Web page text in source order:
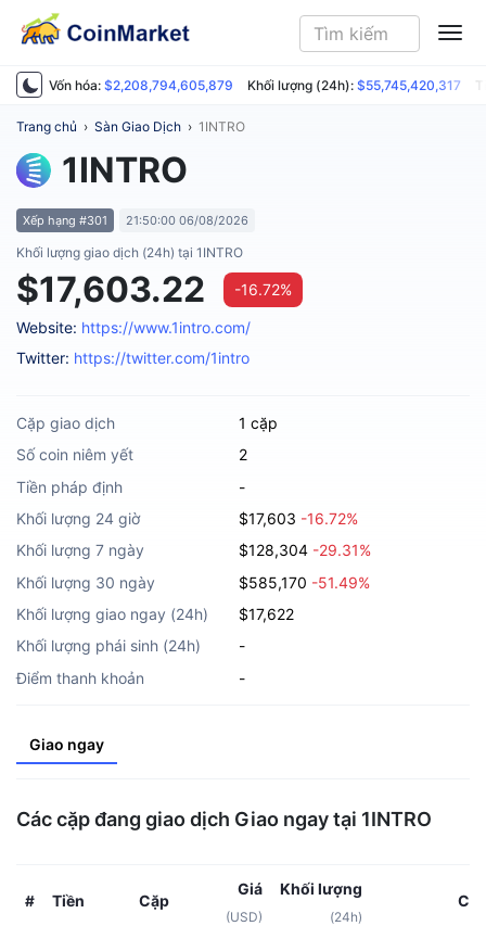
Vốn hóa: $2,208,794,605,879 Khối lượng (24h): $55,745,420,317
Trang chủ › Sàn Giao Dịch › 1INTRO
1INTRO
Xếp hạng #301 21:50:00 06/08/2026
Khối lượng giao dịch (24h) tại 1INTRO
$17,603.22 -16.72%
Website: https://www.1intro.com/
Twitter: https://twitter.com/1intro
Cặp giao dịch
1 cặp
Số coin niêm yết
2
Tiền pháp định
-
Khối lượng 24 giờ
$17,603 -16.72%
Khối lượng 7 ngày
$128,304 -29.31%
Khối lượng 30 ngày
$585,170 -51.49%
Khối lượng giao ngay (24h)
$17,622
Khối lượng phái sinh (24h)
-
Điểm thanh khoản
-
Giao ngay
Các cặp đang giao dịch Giao ngay tại 1INTRO
# Tiền Cặp
Giá
(USD)
Khối lượng
(24h)